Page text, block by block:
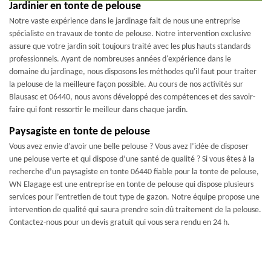
Jardinier en tonte de pelouse
Notre vaste expérience dans le jardinage fait de nous une entreprise
spécialiste en travaux de tonte de pelouse. Notre intervention exclusive
assure que votre jardin soit toujours traité avec les plus hauts standards
professionnels. Ayant de nombreuses années d'expérience dans le
domaine du jardinage, nous disposons les méthodes qu'il faut pour traiter
la pelouse de la meilleure façon possible. Au cours de nos activités sur
Blausasc et 06440, nous avons développé des compétences et des savoir-
faire qui font ressortir le meilleur dans chaque jardin.
Paysagiste en tonte de pelouse
Vous avez envie d’avoir une belle pelouse ? Vous avez l’idée de disposer
une pelouse verte et qui dispose d’une santé de qualité ? Si vous êtes à la
recherche d’un paysagiste en tonte 06440 fiable pour la tonte de pelouse,
WN Elagage est une entreprise en tonte de pelouse qui dispose plusieurs
services pour l’entretien de tout type de gazon. Notre équipe propose une
intervention de qualité qui saura prendre soin dû traitement de la pelouse.
Contactez-nous pour un devis gratuit qui vous sera rendu en 24 h.